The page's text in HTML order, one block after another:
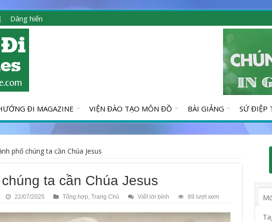
Dâng hiến
ĐI MAGAZINE VIỆN ĐÀO TẠO MÔN ĐỒ BÀI GIẢNG SỨ ĐIỆP
phố chúng ta cần Chúa Jesus
ta cần Chúa Jesus
22/07/2025 Tổng hợp, Trang Chủ Viết lời bình 89 lượt xem